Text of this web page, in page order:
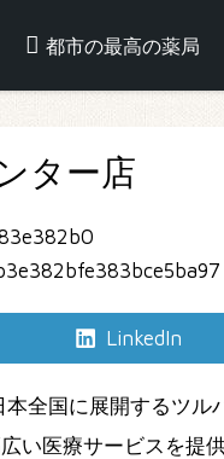
都市の最高の薬局
ター店
Share
LinkedIn
全国に展開するツル
い医療サービスを提